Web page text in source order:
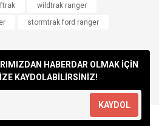
veya görüntülenemiyor.
bulunuyor.
daha pahalı.
wildtrak ranger
stormtrak ford ranger
HABERDAR OLMAK İÇİN
KAYDOLABİLİRSİNİZ!
KAYDOL